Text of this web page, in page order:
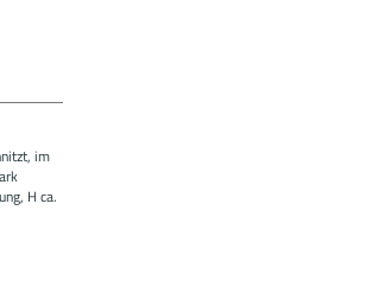
im
H ca.